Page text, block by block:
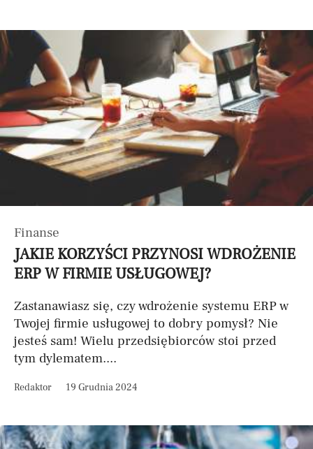
Finanse
JAKIE KORZYŚCI PRZYNOSI WDROŻENIE
ERP W FIRMIE USŁUGOWEJ?
Zastanawiasz się, czy wdrożenie systemu ERP w
Twojej firmie usługowej to dobry pomysł? Nie
jesteś sam! Wielu przedsiębiorców stoi przed
tym dylematem....
Redaktor 19 Grudnia 2024